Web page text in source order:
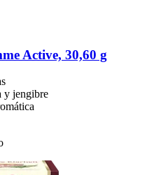
Active, 30,60 g
y jengibre